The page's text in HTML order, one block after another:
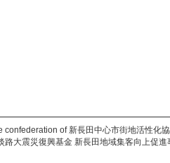
of 新長田中心市街地活性化
路大震災復興基金 新長田地域集客向上促